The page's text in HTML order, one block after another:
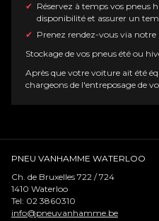
Réservez à temps vos pneus
disponibilité et assurer un
Prenez rendez-vous via notre
Stockage de vos pneus été ou
Après que votre voiture ait été
chargeons de l'entreposage de
PNEU VANHAMME WATERLOO
Ch. de Bruxelles 722 / 724
1410 Waterloo
Tel: 02 3860310
info@pneuvanhamme.be